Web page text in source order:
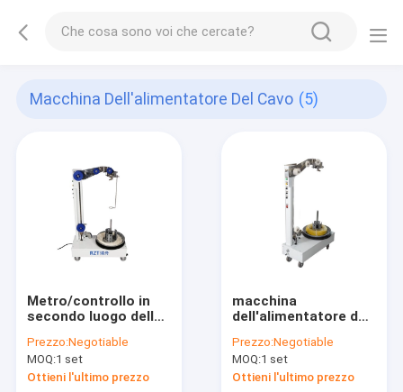
Macchina Dell'alimentatore Del Cavo (5)
Metro/controllo in
secondo luogo della
dell'alimentatore del
cavo del cavo
elettrico automatico
Prezzo:Negotiable
MOQ:1 set
Ottieni l'ultimo prezzo
macchina
dell'alimentatore del
automatico
dell'alimentatore del
cavo/imballaggio
Prezzo:Negotiable
MOQ:1 set
Ottieni l'ultimo prezzo